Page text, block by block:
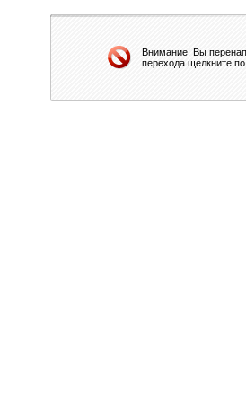
Внимание! Вы
перехода щелкните